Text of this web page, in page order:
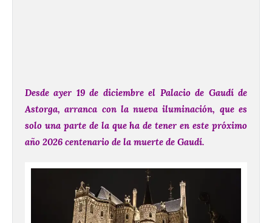
Desde ayer 19 de diciembre el Palacio de Gaudí de
Astorga, arranca con la nueva iluminación, que es
solo una parte de la que ha de tener en este próximo
año 2026 centenario de la muerte de Gaudí.